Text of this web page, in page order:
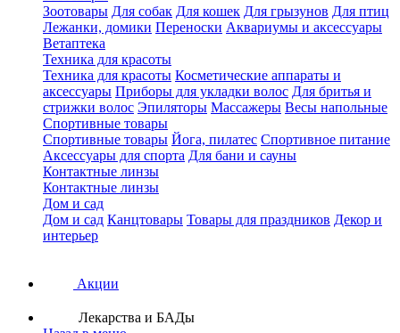
Зоотовары Для собак Для кошек Для грызунов Для птиц
Лежанки, домики Переноски Аквариумы и аксессуары
Ветаптека
Техника для красоты
Техника для красоты Косметические аппараты и
аксессуары Приборы для укладки волос Для бритья и
стрижки волос Эпиляторы Массажеры Весы напольные
Спортивные товары
Спортивные товары Йога, пилатес Спортивное питание
Аксессуары для спорта Для бани и сауны
Контактные линзы
Контактные линзы
Дом и сад
Дом и сад Канцтовары Товары для праздников Декор и
интерьер
Акции
Лекарства и БАДы